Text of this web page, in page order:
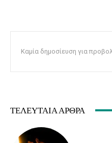
Καμία δημοσίευση για
ΤΕΛΕΥΤΑΊΑ ΆΡΘΡΑ